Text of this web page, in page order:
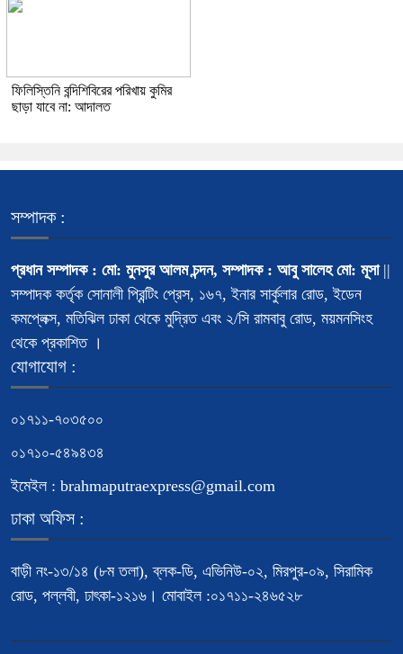
ফিলিস্তিনি বন্দিশিবিরের পরিখায় কুমির
ছাড়া যাবে না: আদালত
সম্পাদক :
প্রধান সম্পাদক : মো: মুনসুর আলম চন্দন, সম্পাদক : আবু সালেহ মো: মূসা||
সম্পাদক কর্তৃক সোনালী প্রিন্টিং প্রেস, ১৬৭, ইনার সার্কুলার রোড, ইডেন
কমপ্লেক্স, মতিঝিল ঢাকা থেকে মুদ্রিত এবং ২/সি রামবাবু রোড, ময়মনসিংহ
থেকে প্রকাশিত ।
যোগাযোগ :
০১৭১১-৭০৩৫০০
০১৭১০-৫৪৯৪৩৪
ইমেইল : brahmaputraexpress@gmail.com
ঢাকা অফিস :
বাড়ী নং-১৩/১৪ (৮ম তলা), ব্লক-ডি, এভিনিউ-০২, মিরপুর-০৯, সিরামিক
রোড, পল্লবী, ঢাৎকা-১২১৬। মোবাইল :০১৭১১-২৪৬৫২৮